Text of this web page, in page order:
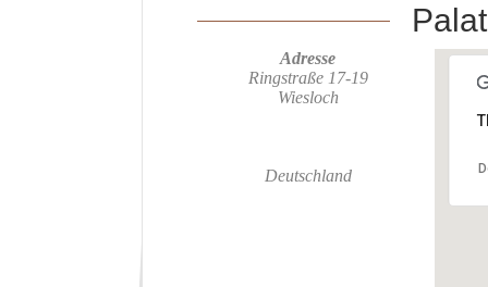
Adresse
Ringstraße 17-19
Wiesloch
Deutschland